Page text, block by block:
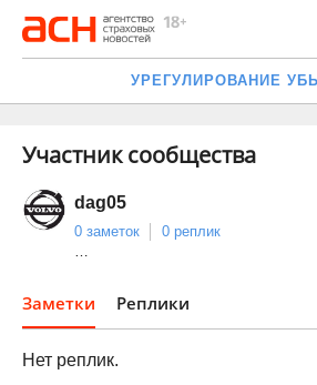
УРЕГУЛИРОВАНИЕ
Участник сообщества
dag05
0 заметок
0 реплик
…
Заметки Реплики
Нет реплик.